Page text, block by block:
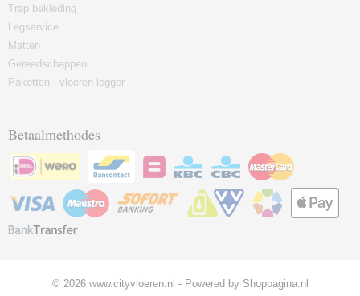
Trap bekleding
Legservice
Matten
Gereedschappen
Paketten - vloeren legger
Betaalmethodes
© 2026 www.cityvloeren.nl - Powered by Shoppagina.nl